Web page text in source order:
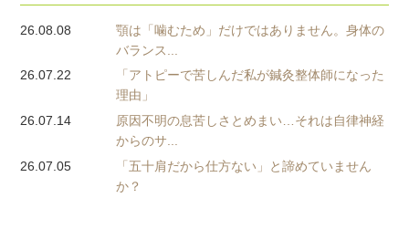
26.08.08
顎は「噛むため」だけではありません。身体の
バランス...
26.07.22
「アトピーで苦しんだ私が鍼灸整体師になった
理由」
26.07.14
原因不明の息苦しさとめまい…それは自律神経
からのサ...
26.07.05
「五十肩だから仕方ない」と諦めていません
か？